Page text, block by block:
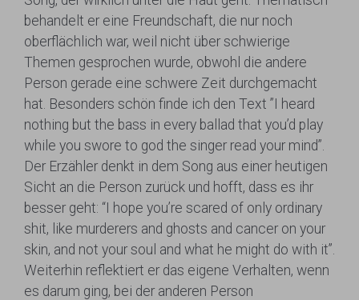
behandelt er eine Freundschaft, die nur noch
oberflächlich war, weil nicht über schwierige
Themen gesprochen wurde, obwohl die andere
Person gerade eine schwere Zeit durchgemacht
hat. Besonders schön finde ich den Text ”I heard
nothing but the bass in every ballad that you’d play
while you swore to god the singer read your mind”.
Der Erzähler denkt in dem Song aus einer heutigen
Sicht an die Person zurück und hofft, dass es ihr
besser geht: “I hope you’re scared of only ordinary
shit, like murderers and ghosts and cancer on your
skin, and not your soul and what he might do with it”.
Weiterhin reflektiert er das eigene Verhalten, wenn
es darum ging, bei der anderen Person